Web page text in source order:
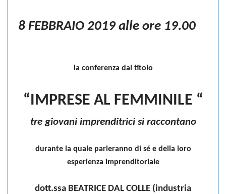
8 FEBBRAIO 2019 alle ore 19.00
la conferenza dal titolo
“IMPRESE AL FEMMINILE “
tre giovani imprenditrici si raccontano
durante la quale parleranno di sé e della loro
esperienza imprenditoriale
dott.ssa BEATRICE DAL COLLE (industria